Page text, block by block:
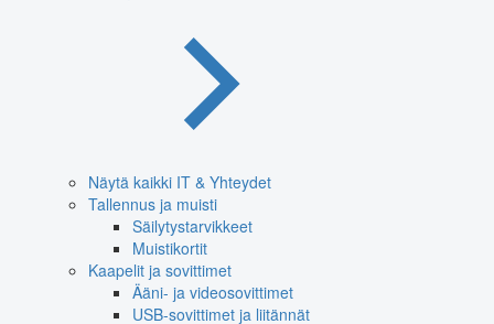
Näytä kaikki IT & Yhteydet
Tallennus ja muisti
Säilytystarvikkeet
Muistikortit
Kaapelit ja sovittimet
Ääni- ja videosovittimet
USB-sovittimet ja liitännät